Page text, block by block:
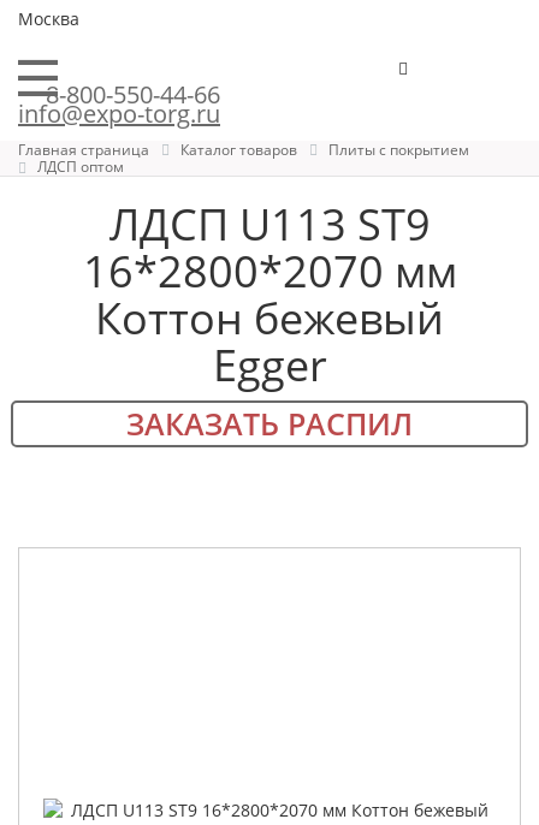
Москва
8-800-550-44-66
info@expo-torg.ru
Главная страница Каталог товаров
Плиты с покрытием
ЛДСП оптом
ЛДСП U113 ST9
16*2800*2070 мм
Коттон бежевый
Egger
ЗАКАЗАТЬ РАСПИЛ